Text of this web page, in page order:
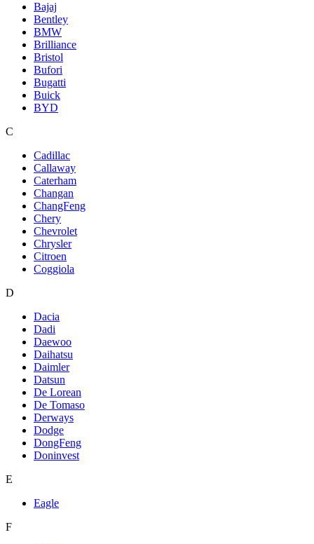
Bajaj
Bentley
BMW
Brilliance
Bristol
Bufori
Bugatti
Buick
BYD
C
Cadillac
Callaway
Caterham
Changan
ChangFeng
Chery
Chevrolet
Chrysler
Citroen
Coggiola
D
Dacia
Dadi
Daewoo
Daihatsu
Daimler
Datsun
De Lorean
De Tomaso
Derways
Dodge
DongFeng
Doninvest
E
Eagle
F